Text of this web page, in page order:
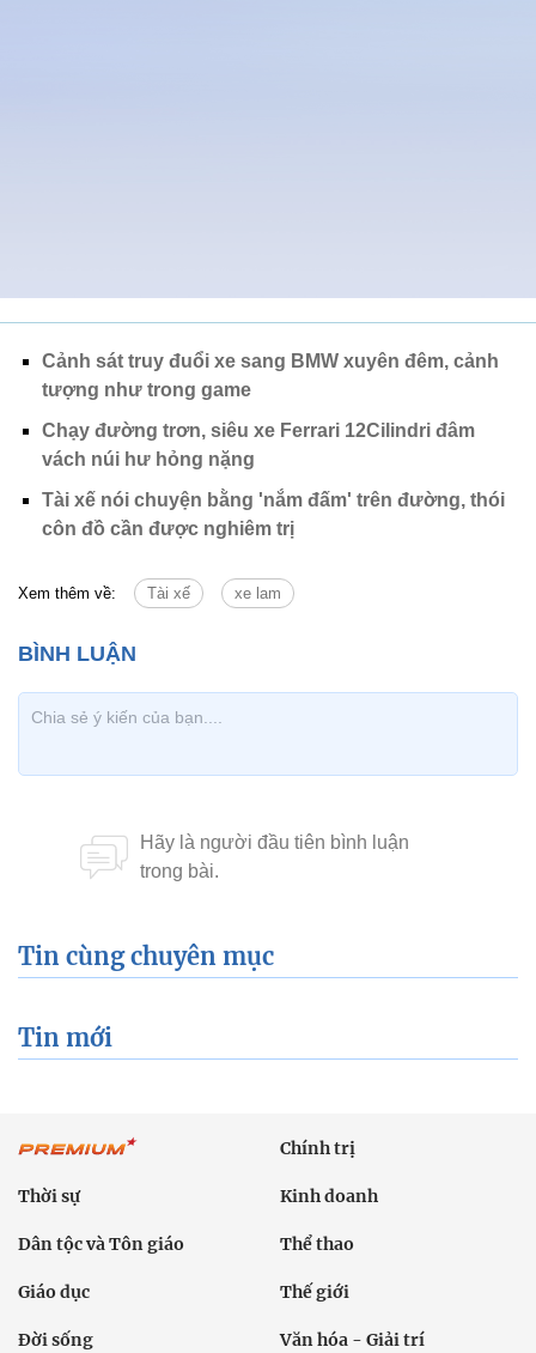
Cảnh sát truy đuổi xe sang BMW xuyên đêm, cảnh
tượng như trong game
Chạy đường trơn, siêu xe Ferrari 12Cilindri đâm
vách núi hư hỏng nặng
Tài xế nói chuyện bằng 'nắm đấm' trên đường, thói
côn đồ cần được nghiêm trị
Xem thêm về: Tài xế xe lam
Tin cùng chuyên mục
Tin mới
Chính trị
Thời sự Kinh doanh
Dân tộc và Tôn giáo Thể thao
Giáo dục Thế giới
Đời sống Văn hóa - Giải trí